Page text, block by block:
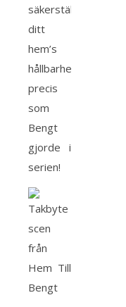
säkerställa
ditt
hem’s
hållbarhet,
precis
som
Bengt
gjorde i
serien!